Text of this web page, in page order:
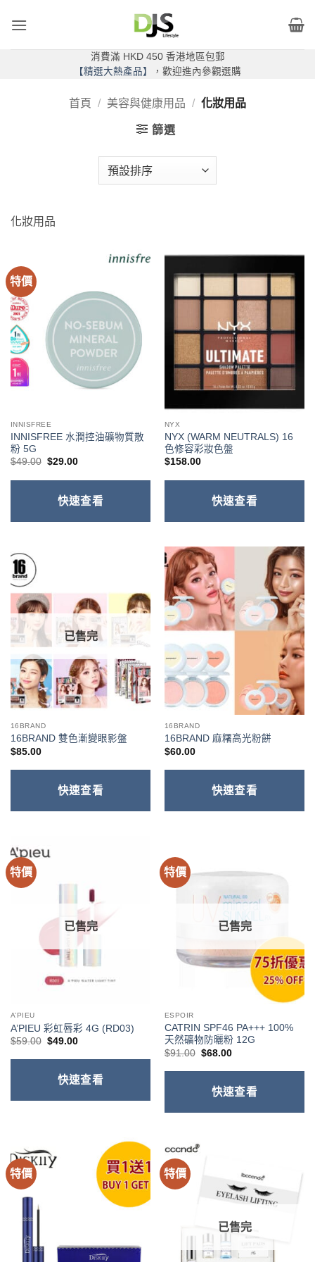
消費滿 HKD 450 香港地區包郵
【精選大熱產品】
，歡迎進內參觀選購
首頁 / 美容與健康用品 / 化妝用品
篩選
化妝用品
特價
INNISFREE
INNISFREE 水潤控油礦物質散
粉 5G
$49.00 原
價
$49.00。
$29.00目
價
$29.00。
快速查看
NYX
NYX (WARM NEUTRALS) 16
色修容彩妝色盤
$158.00
快速查看
已售完
16BRAND
16BRAND 雙色漸變眼影盤
$85.00
快速查看
16BRAND
16BRAND 麻糬高光粉餅
$60.00
快速查看
特價
已售完
A’PIEU
A’PIEU 彩虹唇彩 4G (RD03)
$59.00 原
價
$59.00。
$49.00目
價
$49.00。
快速查看
特價
已售完
ESPOIR
CATRIN SPF46 PA+++ 100%
天然礦物防曬粉 12G
$91.00 原
價
$91.00。
$68.00目
價
$68.00。
快速查看
特價 特價
已售完